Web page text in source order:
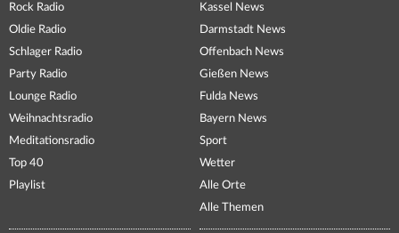
Rock Radio
Oldie Radio
Schlager Radio
Party Radio
Lounge Radio
Weihnachtsradio
Meditationsradio
Top 40
Playlist
Kassel News
Darmstadt News
Offenbach News
Gießen News
Fulda News
Bayern News
Sport
Wetter
Alle Orte
Alle Themen